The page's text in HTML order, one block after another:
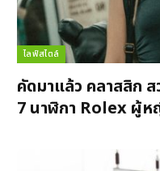
ไลฟ์สไตล์
คัดมาแล้ว คลาสสิก
7 นาฬิกา Rolex ผู้ห